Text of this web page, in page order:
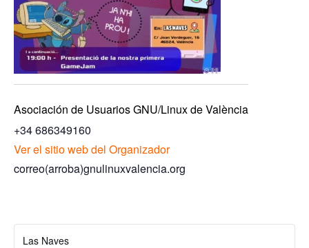
Asociación de Usuarios GNU/Linux de València
+34 686349160
Ver el sitio web del Organizador
correo(arroba)gnulinuxvalencia.org
Las Naves